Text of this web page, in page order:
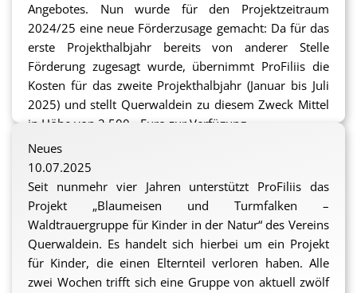
Angebotes. Nun wurde für den Projektzeitraum
2024/25 eine neue Förderzusage gemacht: Da für das
erste Projekthalbjahr bereits von anderer Stelle
Förderung zugesagt wurde, übernimmt ProFiliis die
Kosten für das zweite Projekthalbjahr (Januar bis Juli
2025) und stellt Querwaldein zu diesem Zweck Mittel
in Höhe von 2.500,- Euro zur Verfügung.
Nähere Informationen zum Projekt und der
Unterstützung durch ProFiliis gibt eshier
sh
Neues
10.07.2025
Seit nunmehr vier Jahren unterstützt ProFiliis das
Projekt „Blaumeisen und Turmfalken –
Waldtrauergruppe für Kinder in der Natur“ des Vereins
Querwaldein. Es handelt sich hierbei um ein Projekt
für Kinder, die einen Elternteil verloren haben. Alle
zwei Wochen trifft sich eine Gruppe von aktuell zwölf